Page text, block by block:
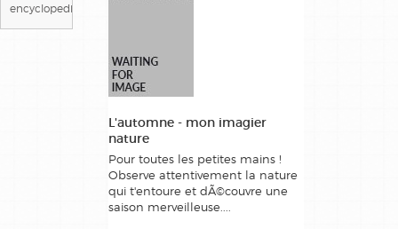
encyclopedies
L'automne - mon imagier
nature
Pour toutes les petites mains !
Observe attentivement la nature
qui t'entoure et dÃ©couvre une
saison merveilleuse....